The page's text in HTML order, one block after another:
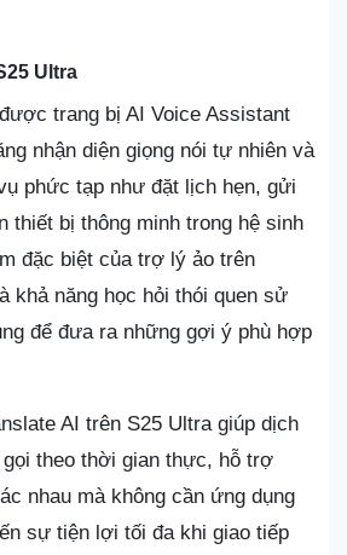
Ultra
trang bị AI Voice Assistant
nhận diện giọng nói tự nhiên và
phức tạp như đặt lịch hẹn, gửi
thiết bị thông minh trong hệ sinh
đặc biệt của trợ lý ảo trên
khả năng học hỏi thói quen sử
để đưa ra những gợi ý phù hợp
AI trên S25 Ultra giúp dịch
theo thời gian thực, hỗ trợ
nhau mà không cần ứng dụng
sự tiện lợi tối đa khi giao tiếp